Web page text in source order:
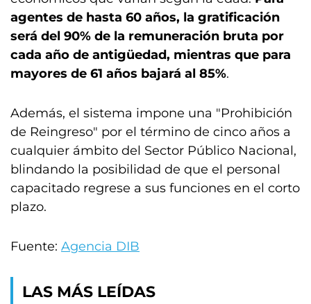
agentes de hasta 60 años, la gratificación
será del 90% de la remuneración bruta por
cada año de antigüedad, mientras que para
mayores de 61 años bajará al 85%.
Además, el sistema impone una "Prohibición
de Reingreso" por el término de cinco años a
cualquier ámbito del Sector Público Nacional,
blindando la posibilidad de que el personal
capacitado regrese a sus funciones en el corto
plazo.
Fuente: Agencia DIB
LAS MÁS LEÍDAS